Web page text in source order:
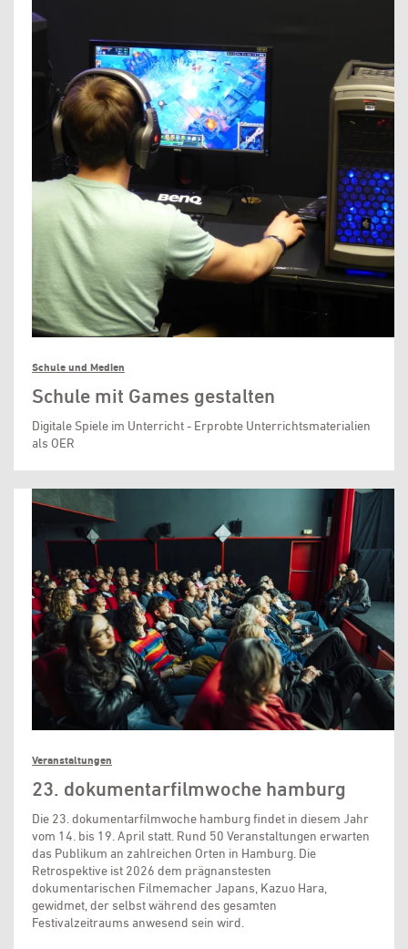
Schule und Medien
Schule mit Games gestalten
Digitale Spiele im Unterricht - Erprobte Unterrichtsmaterialien
als OER
Veranstaltungen
23. dokumentarfilmwoche hamburg
Die 23. dokumentarfilmwoche hamburg findet in diesem Jahr
vom 14. bis 19. April statt. Rund 50 Veranstaltungen erwarten
das Publikum an zahlreichen Orten in Hamburg. Die
Retrospektive ist 2026 dem prägnanstesten
dokumentarischen Filmemacher Japans, Kazuo Hara,
gewidmet, der selbst während des gesamten
Festivalzeitraums anwesend sein wird.